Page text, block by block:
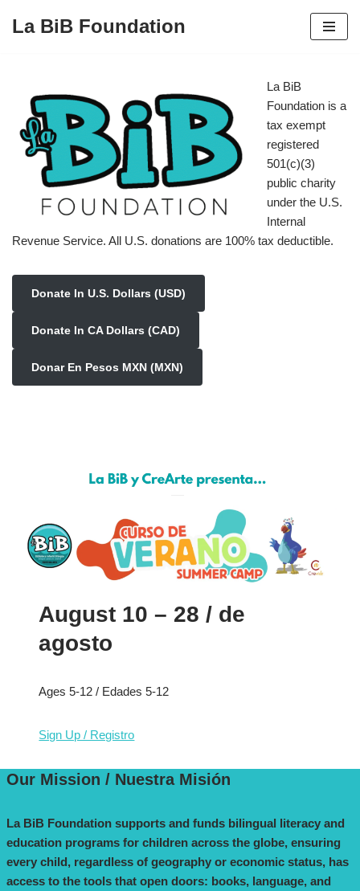
La BiB Foundation
La BiB
Foundation is a
tax exempt
registered
501(c)(3)
public charity
under the U.S.
Internal
Revenue Service. All U.S. donations are 100% tax deductible.
Donate In U.S. Dollars (USD)
Donate In CA Dollars (CAD)
Donar En Pesos MXN (MXN)
August 10 – 28 / de
agosto
Ages 5-12 / Edades 5-12
Sign Up / Registro
Our Mission / Nuestra Misión
La BiB Foundation supports and funds bilingual literacy and
education programs for children across the globe, ensuring
every child, regardless of geography or economic status, has
access to the tools that open doors: books, language, and